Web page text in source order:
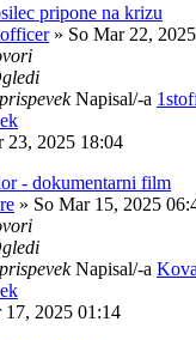
pripone na krizu
» So Mar 22,
Napisal/-a
23, 2025 18:04
- dokumentarni film
» So Mar 15, 2025
Napisal/-a
17, 2025 01:14